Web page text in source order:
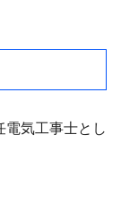
電気工事士とし